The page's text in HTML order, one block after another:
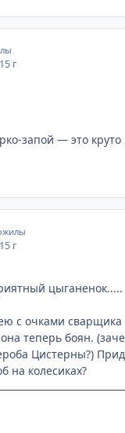
15 г
запой — это круто
15 г
цыганенок.....
с очками сварщика
теперь боян.
Цистерны?)
на колесиках?